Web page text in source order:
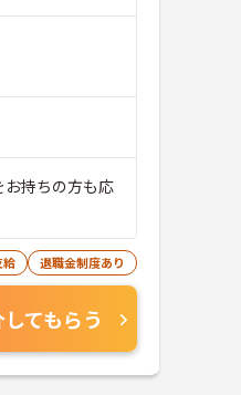
持ちの方も応
給 退職金制度あり
てもらう